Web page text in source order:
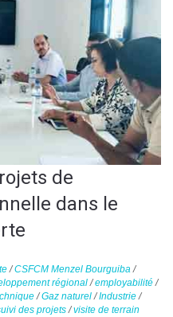
de
dans le
/CSFCM Menzel Bourguiba/
régional/employabilité/
/Gaz naturel/Industrie/
des projets/visite de terrain